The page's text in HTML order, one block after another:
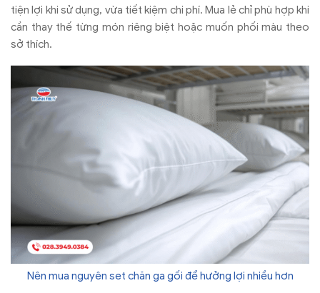
tiện lợi khi sử dụng, vừa tiết kiệm chi phí. Mua lẻ chỉ phù hợp khi
cần thay thế từng món riêng biệt hoặc muốn phối màu theo
sở thích.
Nên mua nguyên set chăn ga gối để hưởng lợi nhiều hơn